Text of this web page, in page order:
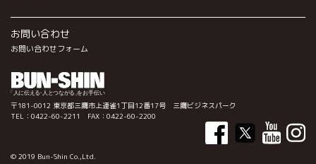
お問い合わせ
お問い合わせフォーム
〒181-0012 東京都三鷹市上連雀1丁目12番17号 三鷹ビジネスパーク
TEL：0422-60-2211 FAX：0422-60-2200
© 2019 Bun-Shin Co.,Ltd.